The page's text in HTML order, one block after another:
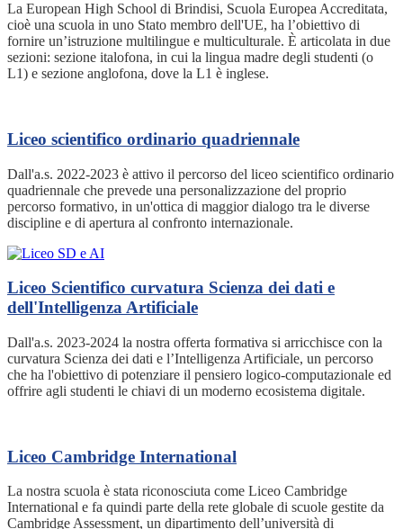
La European High School di Brindisi, Scuola Europea Accreditata,
cioè una scuola in uno Stato membro dell'UE, ha l’obiettivo di
fornire un’istruzione multilingue e multiculturale. È articolata in due
sezioni: sezione italofona, in cui la lingua madre degli studenti (o
L1) e sezione anglofona, dove la L1 è inglese.
Liceo scientifico ordinario quadriennale
Dall'a.s. 2022-2023 è attivo il percorso del liceo scientifico ordinario
quadriennale che prevede una personalizzazione del proprio
percorso formativo, in un'ottica di maggior dialogo tra le diverse
discipline e di apertura al confronto internazionale.
Liceo Scientifico curvatura Scienza dei dati e
dell'Intelligenza Artificiale
Dall'a.s. 2023-2024 la nostra offerta formativa si arricchisce con la
curvatura Scienza dei dati e l’Intelligenza Artificiale, un percorso
che ha l'obiettivo di potenziare il pensiero logico-computazionale ed
offrire agli studenti le chiavi di un moderno ecosistema digitale.
Liceo Cambridge International
La nostra scuola è stata riconosciuta come Liceo Cambridge
International e fa quindi parte della rete globale di scuole gestite da
Cambridge Assessment, un dipartimento dell’università di